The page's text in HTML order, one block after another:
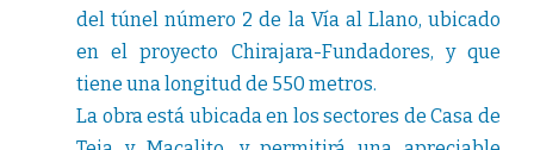
del túnel número 2 de la Vía al Llano, ubicado
en el proyecto Chirajara-Fundadores, y que
tiene una longitud de 550 metros.
La obra está ubicada en los sectores de Casa de